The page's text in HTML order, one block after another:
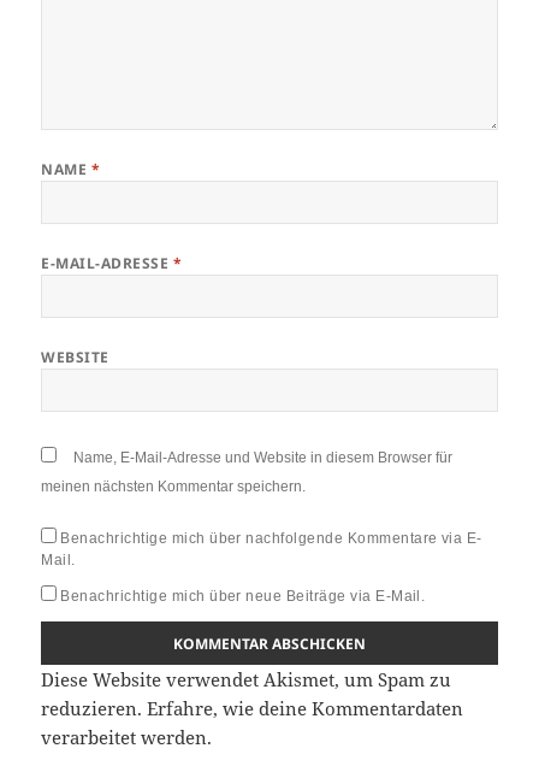
NAME *
E-MAIL-ADRESSE *
WEBSITE
Name, E-Mail-Adresse und Website in diesem Browser für
meinen nächsten Kommentar speichern.
Benachrichtige mich über nachfolgende Kommentare via E-
Mail.
Benachrichtige mich über neue Beiträge via E-Mail.
Diese Website verwendet Akismet, um Spam zu
reduzieren.Erfahre, wie deine Kommentardaten
verarbeitet werden.